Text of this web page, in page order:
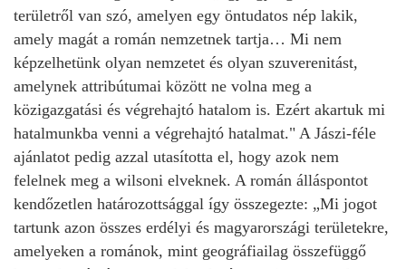
területről van szó, amelyen egy öntudatos nép lakik,
amely magát a román nemzetnek tartja… Mi nem
képzelhetünk olyan nemzetet és olyan szuverenitást,
amelynek attribútumai között ne volna meg a
közigazgatási és végrehajtó hatalom is. Ezért akartuk mi
hatalmunkba venni a végrehajtó hatalmat." A Jászi-féle
ajánlatot pedig azzal utasította el, hogy azok nem
felelnek meg a wilsoni elveknek. A román álláspontot
kendőzetlen határozottsággal így összegezte: „Mi jogot
tartunk azon összes erdélyi és magyarországi területekre,
amelyeken a románok, mint geográfiailag összefüggő